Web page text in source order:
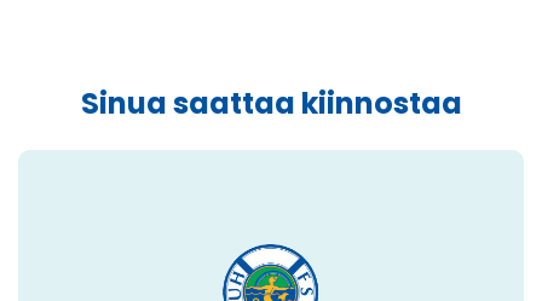
Sinua saattaa kiinnostaa